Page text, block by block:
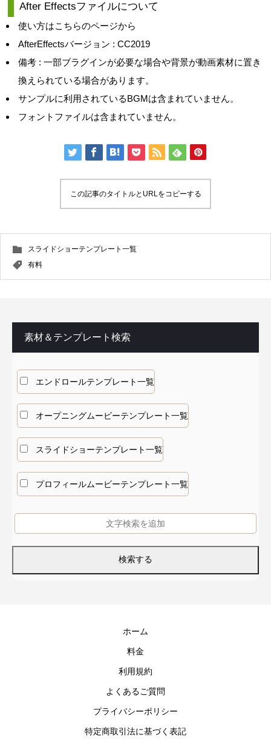
After Effectsファイルについて
使い方はこちらのページから
AfterEffectsバージョン : CC2019
備考 : 一部ブラグインが必要な場合や背景が動画素材に置き
換えられている場合があります。
サンプルに利用されているBGMは含まれていません。
フォントファイルは含まれていません。
この記事のタイトルとURLをコピーする
スライドショーテンプレート一覧
有料
素材＆テンプレート検索
エンドロールテンプレート一覧
オープニングムービーテンプレート一覧
スライドショーテンプレート一覧
プロフィールムービーテンプレート一覧
ホーム
料金
利用規約
よくあるご質問
プライバシーポリシー
特定商取引法に基づく表記